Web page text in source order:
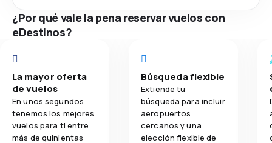
¿Por qué vale la pena reservar vuelos con
eDestinos?
La mayor oferta
de vuelos
En unos segundos
tenemos los mejores
vuelos para ti entre
más de quinientas
Búsqueda flexible
Extiende tu
búsqueda para incluir
aeropuertos
cercanos y una
elección flexible de